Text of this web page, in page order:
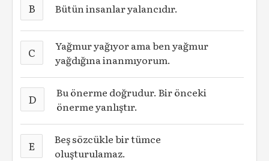
B Bütün insanlar yalancıdır.
C
Yağmur yağıyor ama ben yağmur
yağdığına inanmıyorum.
D
Bu önerme doğrudur. Bir önceki
önerme yanlıştır.
E
Beş sözcükle bir tümce
oluşturulamaz.